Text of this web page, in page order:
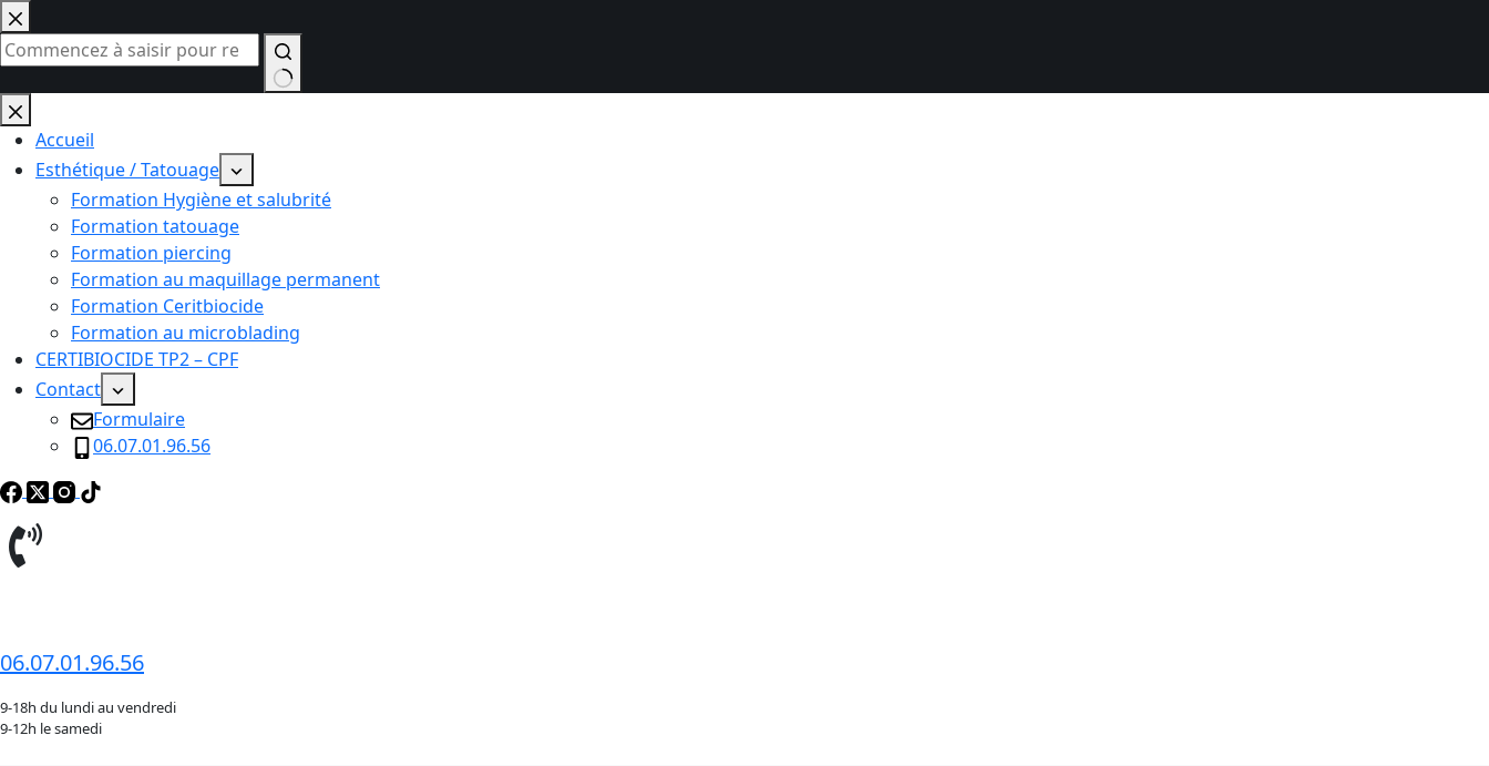
Passer
au
contenu
Aucun
résultatAccueil
Esthétique / Tatouage
Formation Hygiène et salubrité
Formation tatouage
Formation piercing
Formation au maquillage permanent
Formation Ceritbiocide
Formation au microblading
CERTIBIOCIDE TP2 – CPF
Contact
Formulaire
06.07.01.96.56
06.07.01.96.56
9-18h du lundi au vendredi
9-12h le samedi